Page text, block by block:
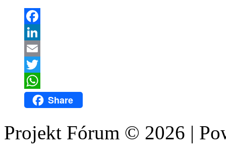
Facebook
LinkedIn
Email
Twitter
WhatsAppShare
Projekt Fórum © 2026 |